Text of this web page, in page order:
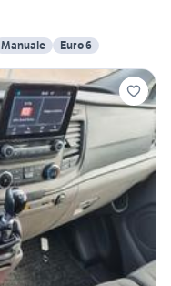
Manuale Euro 6